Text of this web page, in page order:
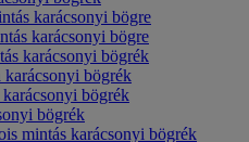
karácsonyi bögre
karácsonyi bögre
karácsonyi bögrék
bögrék
bögrék
bögrék
mintás karácsonyi bögrék